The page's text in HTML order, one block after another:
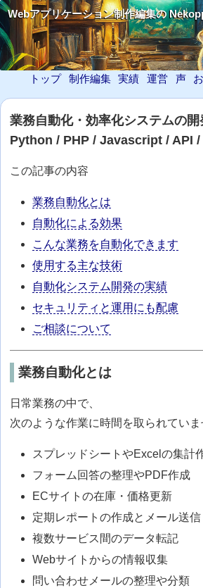
Webアプリケーション制作編集の
トップ 制作編集 実績 運営 声
業務自動化・効率化システムの
Python / PHP / Javascript / API /
この記事の内容
業務自動化とは
自動化による効果
こんな業務を自動化できます
使用する主な技術
自動化システム開発の実績
セキュリティと運用にも配慮
ご相談について
業務自動化とは
日常業務の中で、
次のような作業に時間を取られていま
スプレッドシートやExcelの集計
フォーム回答の整理やPDF作成
ECサイトの在庫・価格更新
定期レポートの作成とメール送信
複数サービス間のデータ転記
Webサイトからの情報収集
問い合わせメールの整理や分類